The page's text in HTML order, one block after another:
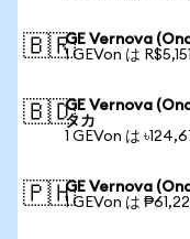
🇧🇷GE Vernova
1 GEVon は
🇧🇩GE Vernova
タカ
1 GEVon は
🇵🇭GE Vernova
1 GEVon は